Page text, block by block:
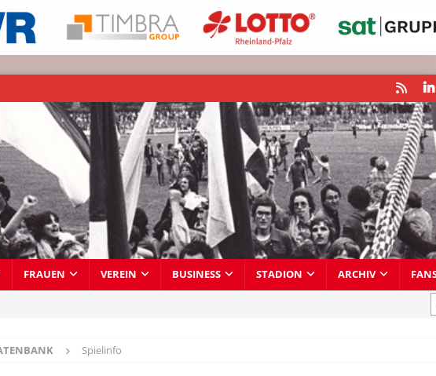
FRAUEN VEREIN BUSINESS STADION ARCHIV
Spielinfo